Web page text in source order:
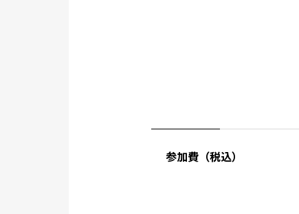
参加費（税込）